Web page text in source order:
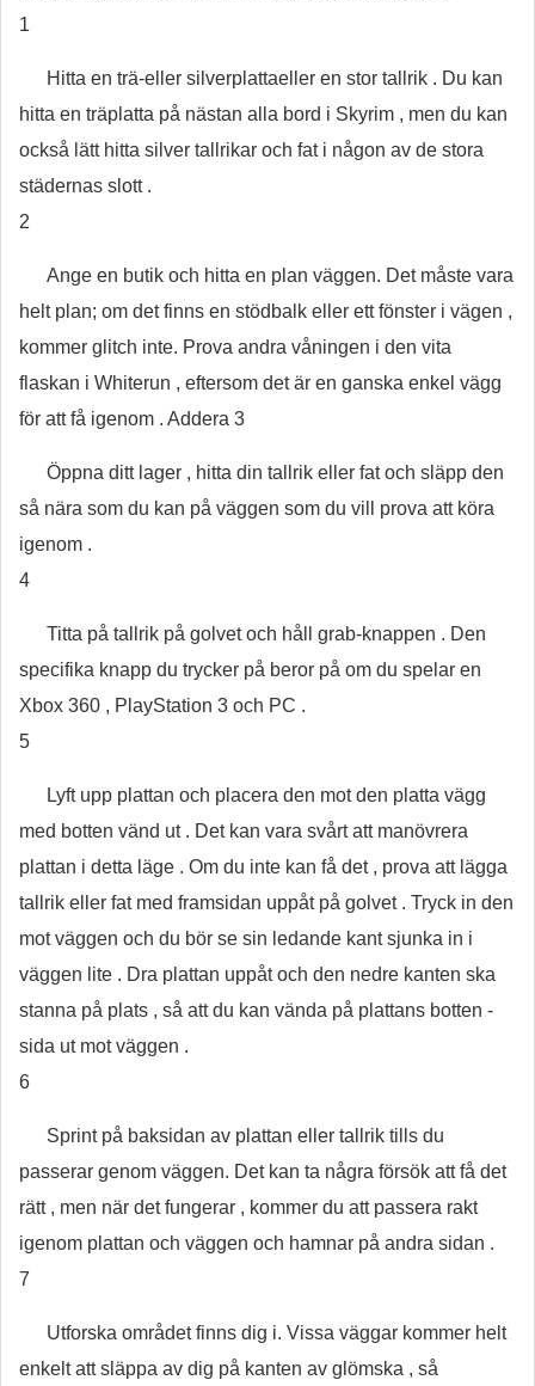
1
Hitta en trä-eller silverplattaeller en stor tallrik . Du kan
hitta en träplatta på nästan alla bord i Skyrim , men du kan
också lätt hitta silver tallrikar och fat i någon av de stora
städernas slott .
2
Ange en butik och hitta en plan väggen. Det måste vara
helt plan; om det finns en stödbalk eller ett fönster i vägen ,
kommer glitch inte. Prova andra våningen i den vita
flaskan i Whiterun , eftersom det är en ganska enkel vägg
för att få igenom . Addera 3
Öppna ditt lager , hitta din tallrik eller fat och släpp den
så nära som du kan på väggen som du vill prova att köra
igenom .
4
Titta på tallrik på golvet och håll grab-knappen . Den
specifika knapp du trycker på beror på om du spelar en
Xbox 360 , PlayStation 3 och PC .
5
Lyft upp plattan och placera den mot den platta vägg
med botten vänd ut . Det kan vara svårt att manövrera
plattan i detta läge . Om du inte kan få det , prova att lägga
tallrik eller fat med framsidan uppåt på golvet . Tryck in den
mot väggen och du bör se sin ledande kant sjunka in i
väggen lite . Dra plattan uppåt och den nedre kanten ska
stanna på plats , så att du kan vända på plattans botten -
sida ut mot väggen .
6
Sprint på baksidan av plattan eller tallrik tills du
passerar genom väggen. Det kan ta några försök att få det
rätt , men när det fungerar , kommer du att passera rakt
igenom plattan och väggen och hamnar på andra sidan .
7
Utforska området finns dig i. Vissa väggar kommer helt
enkelt att släppa av dig på kanten av glömska , så